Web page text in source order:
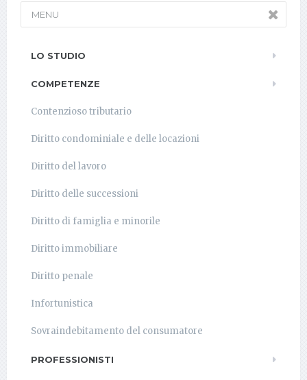
MENU
LO STUDIO
COMPETENZE
Contenzioso tributario
Diritto condominiale e delle locazioni
Diritto del lavoro
Diritto delle successioni
Diritto di famiglia e minorile
Diritto immobiliare
Diritto penale
Infortunistica
Sovraindebitamento del consumatore
PROFESSIONISTI